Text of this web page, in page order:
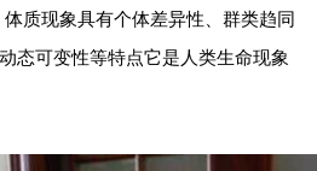
质现象具有个体差异性、群类趋同
态可变性等特点它是人类生命现象